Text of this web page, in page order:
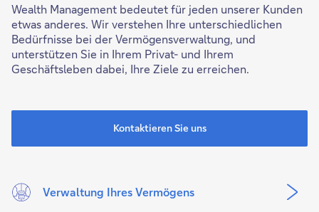
Wealth Management bedeutet für jeden unserer Kunden
etwas anderes. Wir verstehen Ihre unterschiedlichen
Bedürfnisse bei der Vermögensverwaltung, und
unterstützen Sie in Ihrem Privat- und Ihrem
Geschäftsleben dabei, Ihre Ziele zu erreichen.
Kontaktieren Sie uns
Verwaltung Ihres Vermögens